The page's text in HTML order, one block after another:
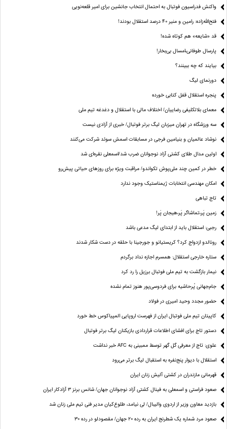
واکنش فدراسیون فوتبال به احتمال انتخاب جانشین برای امیر قلعه‌نویی
فتح‌الله‌زاده: رامین و منیر 40 درصد استقلال بودند!
قد «شایعه» هم کوتاه شده!
پارسال طوفانی،امسال بی‌بخار!
بیایند که چه ببینند؟
دورنمای لیگ
پنجره‌ استقلال قفل کتابی خورده
معمای بلاتکلیفی رضاییان/ اختلاف مالی با استقلال و دغدغه تیم ملی
سه ورزشگاه در تهران میزبان لیگ برتر فوتبال/ خبری از آزادی نیست
نوشاد عالمیان و بنیامین فرجی در مسابقات اسمش سوئد شرکت می‌کنند
اولین مدال طلای کشتی آزاد نوجوانان ضرب شد/اسمعلی نقره‌ای شد
خطر در کمین چند ملی‌پوش تکواندو/ مراقبت ویژه برای روزهای حیاتی پیش‌رو
امکان مهندسی انتخابات ژیمناستیک وجود ندارد
تاج تباهی
زمین پَر،تماشاگر پَر،هیجان پَر!
رجبی: استقلال باید از ابتدای لیگ مدعی باشد
رونالدو ازدواج کرد؟ کریستیانو و جورجینا با حلقه در دست شکار شدند
ستاره خارجی استقلال: همسرم اجازه نداد برگردم
نیمار بازگشت به تیم ملی فوتبال برزیل را رد کرد
جام‌جهانی پُرحاشیه برای فردوسی‌پور هنوز تمام نشده
حضور مجدد وحید امیری در فولاد
کاپیتان تیم ملی فوتبال ایران از فهرست اروپایی المپیاکوس خط خورد
دستور تاج برای افشای اطلاعات قراردادی بازیکنان لیگ برتر فوتبال
علوی: تاج از معرفی گل گهر توسط ممبینی به AFC خبر نداشت
استقلال با دیوار پنج‌نفره به استقبال لیگ برتر می‌رود
قهرمانی مازندران در کشتی آلیش زنان ایران
صعود فراستی و اسمعلی به فینال کشتی آزاد نوجوانان جهان/ شانس برنز ۳ آزادکار ایران
بازدید معاون وزیر از اردوی والیبال/ لی نیامد، طلوع‌کیان مدیر فنی تیم ملی زنان شد
صعود مرد شماره یک شطرنج ایران به رده ۲۰ جهان/ مقصودلو در رده ۳۰